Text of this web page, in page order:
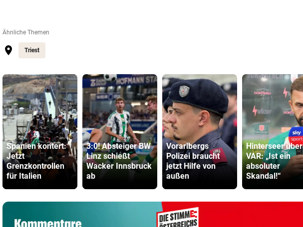
Ähnliche Themen
Triest
Spanien kontert:
Jetzt
Grenzkontrollen
für Italien
3:0! Absteiger BW
Linz schießt
Wacker Innsbruck
ab
Vorarlbergs
Polizei braucht
jetzt Hilfe von
außen
Hinterseer über
VAR: „Ist ein
absoluter
Skandal!“